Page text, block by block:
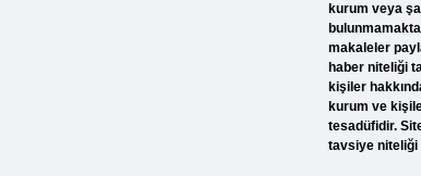
kurum veya
makaleler
haber niteliği
kişiler
kurum ve
tesadüfidir.
tavsiye niteliği